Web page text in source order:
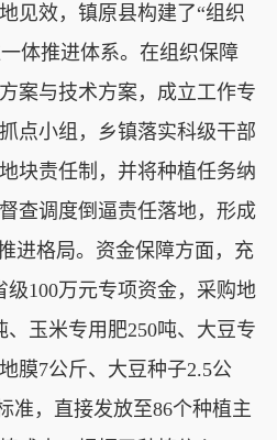
效，镇原县构建了“组织
体推进体系。在组织保障
案与技术方案，成立工作专
点小组，乡镇落实科级干部
块责任制，并将种植任务纳
查调度倒逼责任落地，形成
进格局。资金保障方面，充
级100万元专项资金，采购地
、玉米专用肥250吨、大豆专
膜7公斤、大豆种子2.5公
准，直接发放至86个种植主